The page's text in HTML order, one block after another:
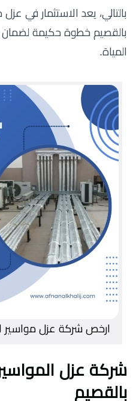
بالتالي، يعد الاستثمار في
بالقصيم خطوة حكيمة
المياة.
ارخص شركة عزل مواسير
شركة عزل
بالقصيم